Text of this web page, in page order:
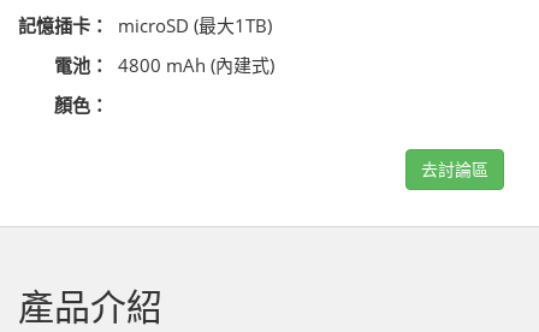
記憶插卡：
microSD (最大1TB)
電池：
4800 mAh (內建式)
顏色：
去討論區
產品介紹